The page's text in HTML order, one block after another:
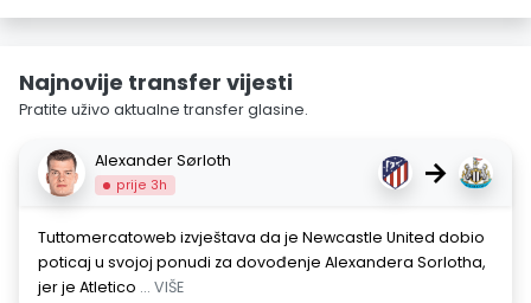
Najnovije transfer vijesti
Pratite uživo aktualne transfer glasine.
Alexander Sørloth
prije 3h →
Tuttomercatoweb izvještava da je Newcastle United dobio
poticaj u svojoj ponudi za dovođenje Alexandera Sorlotha,
jer je Atletico ... VIŠE